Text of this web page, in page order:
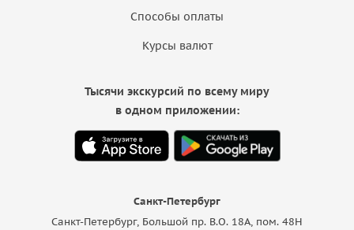
Способы оплаты
Курсы валют
Санкт-Петербург
Санкт-Петербург, Большой пр. В.О. 18A, пом. 48Н
Тысячи экскурсий по всему миру
в одном приложении: